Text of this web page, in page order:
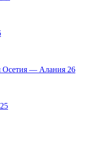
Осетия — Алания 26
25